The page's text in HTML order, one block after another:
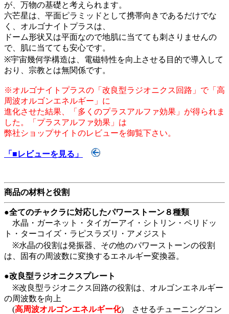
が、万物の基礎と考えられます。
六芒星は、平面ピラミッドとして携帯向きであるだけでな
く、オルゴナイトプラスは、
ドーム形状又は平面なので地肌に当てても刺さりませんの
で、肌に当てても安心です。
※宇宙幾何学構造は、電磁特性を向上させる目的で導入して
おり、宗教とは無関係です。
※オルゴナイトプラスの「改良型ラジオニクス回路」で「高
周波オルゴンエネルギー」に
進化させた結果、「多くのプラスアルファ効果」が得られま
した。「プラスアルファ効果」は
弊社ショップサイトのレビューを御覧下さい。
「■レビューを見る」
商品の材料と役割
●全てのチャクラに対応したパワーストーン８種類
水晶・ガーネット・タイガーアイ・シトリン・ペリドッ
ト・ターコイズ・ラピスラズリ・アメジスト
※水晶の役割は発振器、その他のパワーストーンの役割
は、固有の周波数に変換するエネルギー変換器。
●改良型ラジオニクスプレート
※改良型ラジオニクス回路の役割は、オルゴンエネルギー
の周波数を向上
(高周波オルゴンエネルギー化) させるチューニングコン